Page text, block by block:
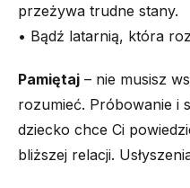
przeżywa trudne stany.
• Bądź latarnią, która
Pamiętaj – nie musisz
rozumieć. Próbowanie i
dziecko chce Ci
bliższej relacji.